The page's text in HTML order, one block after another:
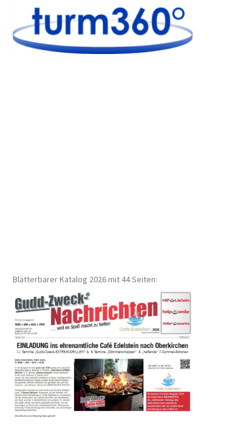
Blätterbarer Katalog 2026 mit 44 Seiten: